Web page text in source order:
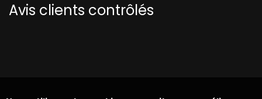
Avis clients contrôlés